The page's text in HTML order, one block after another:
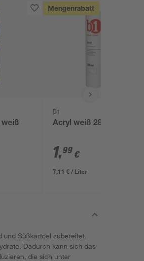
weiß
Mengenrabatt
B1
Acryl weiß 280 ml
1,99 €
7,11 € / Liter
und Süßkartoel zubereitet.
Dadurch kann sich das
die sich unter